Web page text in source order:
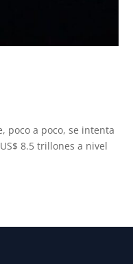
poco a poco, se intenta
8.5 trillones a nivel